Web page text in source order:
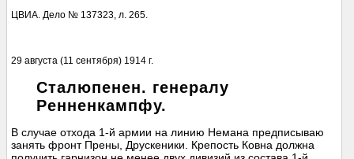
ЦВИА. Дело № 137323, л. 265.
29 августа (11 сентября) 1914 г.
Сталюпенен. генералу
Ренненкампфу.
В случае отхода 1-й армии на линию Немана предписываю
занять фронт Прены, Друскеники. Крепость Ковна должна